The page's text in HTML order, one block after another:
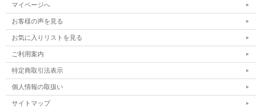
マイページへ
お客様の声を見る
お気に入りリストを見る
ご利用案内
特定商取引法表示
個人情報の取扱い
サイトマップ